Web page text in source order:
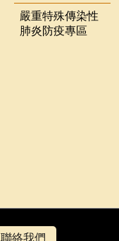
嚴重特殊傳染性
肺炎防疫專區
聯絡我們